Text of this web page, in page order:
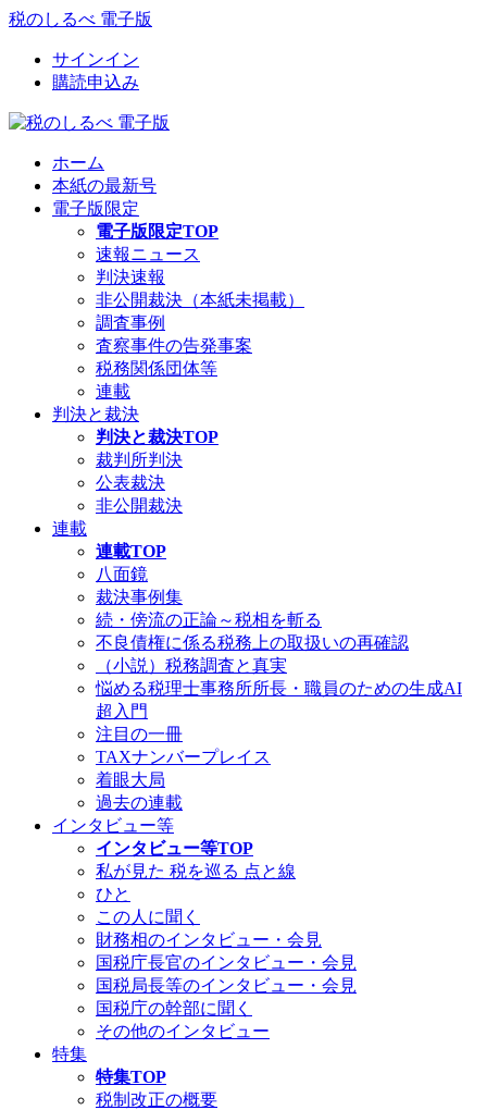
税のしるべ 電子版
サインイン
購読申込み
ホーム
本紙の最新号
電子版限定
電子版限定TOP
速報ニュース
判決速報
非公開裁決（本紙未掲載）
調査事例
査察事件の告発事案
税務関係団体等
連載
判決と裁決
判決と裁決TOP
裁判所判決
公表裁決
非公開裁決
連載
連載TOP
八面鏡
裁決事例集
続・傍流の正論～税相を斬る
不良債権に係る税務上の取扱いの再確認
（小説）税務調査と真実
悩める税理士事務所所長・職員のための生成AI
超入門
注目の一冊
TAXナンバープレイス
着眼大局
過去の連載
インタビュー等
インタビュー等TOP
私が見た 税を巡る 点と線
ひと
この人に聞く
財務相のインタビュー・会見
国税庁長官のインタビュー・会見
国税局長等のインタビュー・会見
国税庁の幹部に聞く
その他のインタビュー
特集
特集TOP
税制改正の概要